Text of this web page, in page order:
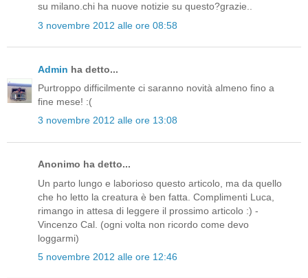
su milano.chi ha nuove notizie su questo?grazie..
3 novembre 2012 alle ore 08:58
Admin ha detto...
Purtroppo difficilmente ci saranno novità almeno fino a
fine mese! :(
3 novembre 2012 alle ore 13:08
Anonimo ha detto...
Un parto lungo e laborioso questo articolo, ma da quello
che ho letto la creatura è ben fatta. Complimenti Luca,
rimango in attesa di leggere il prossimo articolo :) -
Vincenzo Cal. (ogni volta non ricordo come devo
loggarmi)
5 novembre 2012 alle ore 12:46